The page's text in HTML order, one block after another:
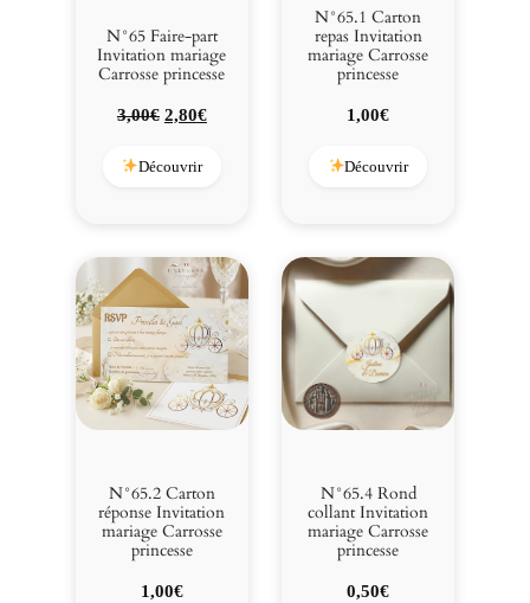
N°65 Faire-part
Invitation mariage
Carrosse princesse
3,00€ Le
initial
2,80€Le
Découvrir
N°65.1 Carton
repas Invitation
mariage Carrosse
princesse
1,00€
Découvrir
N°65.2 Carton
réponse Invitation
mariage Carrosse
princesse
1,00€
N°65.4 Rond
collant Invitation
mariage Carrosse
princesse
0,50€